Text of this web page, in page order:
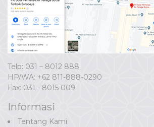
Telp: 031 – 8012 888
HP/WA: +62 811-888-0290
Fax: 031 - 8015 009
Informasi
Tentang Kami